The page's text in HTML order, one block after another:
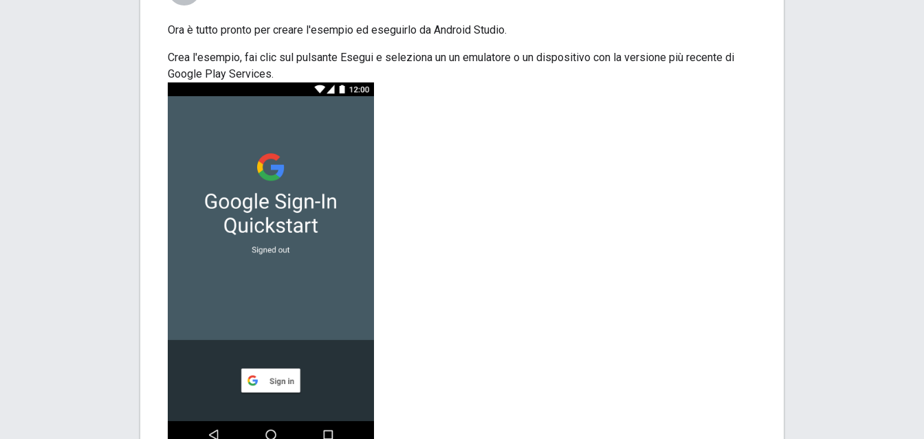
Ora è tutto pronto per creare l'esempio ed eseguirlo da Android Studio.
Crea l'esempio, fai clic sul pulsante Esegui e seleziona un un emulatore o un dispositivo con la versione più recente di
Google Play Services.